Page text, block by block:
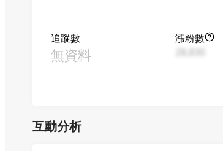
追蹤數
無資料
漲粉數
互動分析